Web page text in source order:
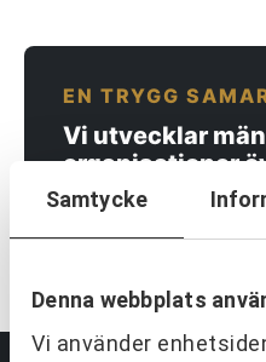
Samtycke
Denna webbplats
Vi använder
Drottninggatan 6
0500-48 14 44
info@urkraft.com
EN TRYGG
Vi utvecklar
organisationer
KONTAKTA OSS